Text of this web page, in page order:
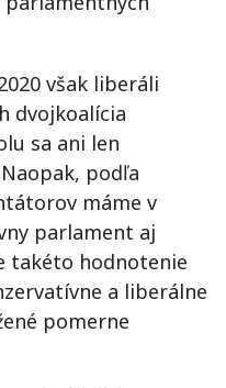
však liberáli
dvojkoalícia
sa ani len
podľa
máme v
parlament aj
takéto hodnotenie
a liberálne
pomerne